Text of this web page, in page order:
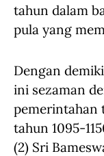
tahun dalam
pula yang
Dengan
ini sezaman
pemerintahan
tahun 1095-
(2) Sri